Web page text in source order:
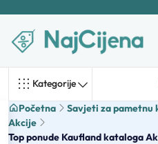
Kategorije
Početna
Savjeti za pametnu
Akcije
Top ponude Kaufland kataloga